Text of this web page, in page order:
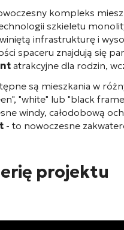
kompleks
szkieletu
infrastrukturę i
spaceru znajdują się
atrakcyjne dla rodzin,
są mieszkania w
"white" lub "black
windy, całodobową
- to nowoczesne
projektu